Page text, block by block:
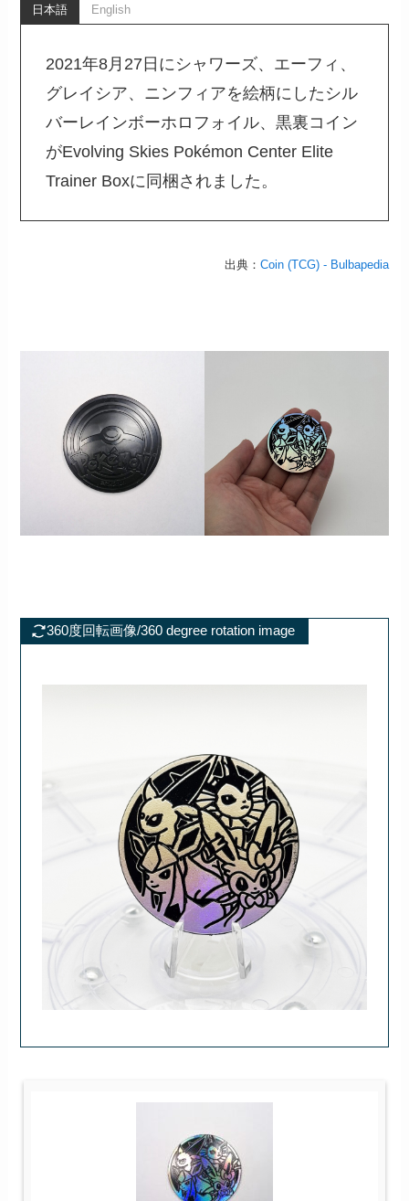
日本語 English
2021年8月27日にシャワーズ、エーフィ、
グレイシア、ニンフィアを絵柄にしたシル
バーレインボーホロフォイル、黒裏コイン
がEvolving Skies Pokémon Center Elite
Trainer Boxに同梱されました。
出典： Coin (TCG) - Bulbapedia
360度回転画像/360 degree rotation image